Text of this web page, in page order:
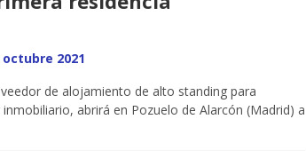
octubre 2021
de alojamiento de alto standing para
abrirá en Pozuelo de Alarcón (Madrid) a